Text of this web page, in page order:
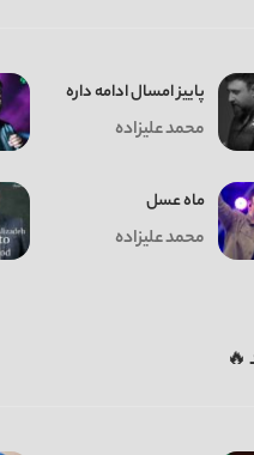
پاییز امسال ادامه داره
محمد علیزاده
ماه عسل
محمد علیزاده
🔥